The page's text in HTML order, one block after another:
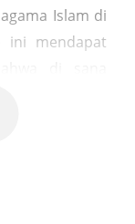
Islam di
ini mendapat
kuda-kuda
Legenda